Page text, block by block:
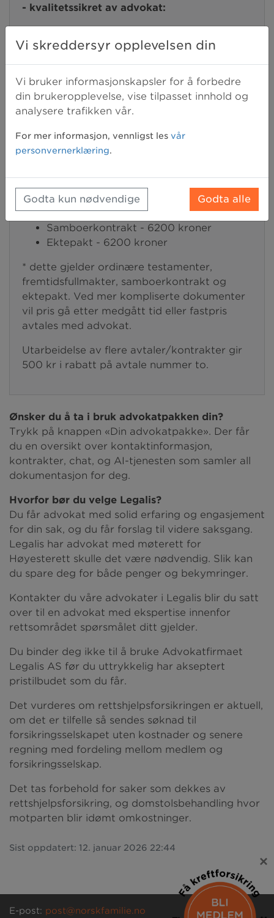
- kvalitetssikret av advokat:
(ordinær-/medlemspris: 1320 kr/950 kr)
Fremtidsfullmakt
(ordinær-/medlemspris: 1980 kr/1600
kr)
Testament (ordinær-/medlemspris: 2520
- Vil du utarbeide kontrakt sammen med en
Testament - 6200 kroner
Fremtidsfullmakt - 6200 kroner
Samboerkontrakt - 6200 kroner
Ektepakt - 6200 kroner
* dette gjelder ordinære testamenter,
fremtidsfullmakter, samboerkontrakt og
ektepakt. Ved mer kompliserte dokumenter
vil pris gå etter medgått tid eller fastpris
avtales med advokat.
Utarbeidelse av flere avtaler/kontrakter gir
500 kr i rabatt på avtale nummer to.
Ønsker du å ta i bruk advokatpakken din?
Trykk på knappen «Din advokatpakke». Der får
du en oversikt over kontaktinformasjon,
kontrakter, chat, og AI-tjenesten som samler all
dokumentasjon for deg.
Hvorfor bør du velge Legalis?
Du får advokat med solid erfaring og engasjement
for din sak, og du får forslag til videre saksgang.
Legalis har advokat med møterett for
Høyesterett skulle det være nødvendig. Slik kan
du spare deg for både penger og bekymringer.
Kontakter du våre advokater i Legalis blir du satt
over til en advokat med ekspertise innenfor
rettsområdet spørsmålet ditt gjelder.
Du binder deg ikke til å bruke Advokatfirmaet
Legalis AS før du uttrykkelig har akseptert
pristilbudet som du får.
Det vurderes om rettshjelpsforsikringen er aktuell,
om det er tilfelle så sendes søknad til
forsikringsselskapet uten kostnader og senere
regning med fordeling mellom medlem og
forsikringsselskap.
Det tas forbehold for saker som dekkes av
rettshjelpsforsikring, og domstolsbehandling hvor
motparten blir idømt omkostninger.
Sist oppdatert: 12. januar 2026 22:44
E-post: post@norskfamilie.no
×
Vi skreddersyr opplevelsen din
Vi bruker informasjonskapsler for å forbedre
din brukeropplevelse, vise tilpasset innhold og
analysere trafikken vår.
For mer informasjon, vennligst les vår
personvernerklæring.
Godta kun nødvendige Godta alle